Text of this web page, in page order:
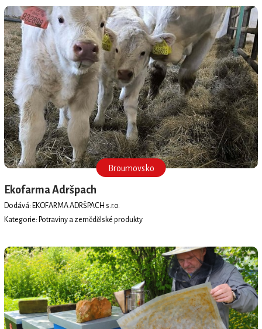
Broumovsko
Ekofarma Adršpach
Dodává: EKOFARMA ADRŠPACH s.r.o.
Kategorie: Potraviny a zemědělské produkty